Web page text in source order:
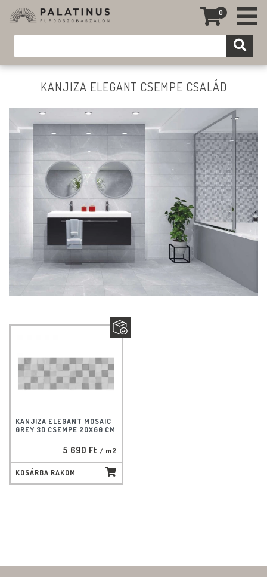
0
KANJIZA ELEGANT CSEMPE CSALÁD
KANJIZA ELEGANT MOSAIC
GREY 3D CSEMPE 20X60 CM
5 690 Ft / m2
KOSÁRBA RAKOM